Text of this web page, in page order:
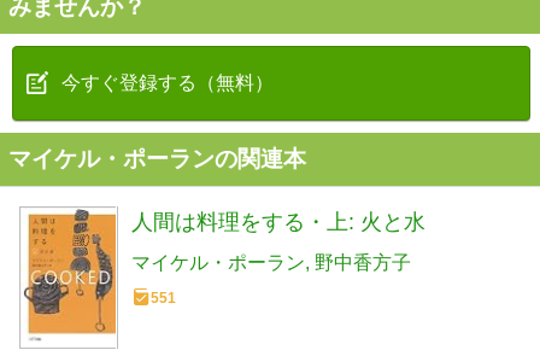
みませんか？
今すぐ登録する（無料）
マイケル・ポーランの関連本
人間は料理をする・上: 火と水
マイケル・ポーラン 野中香方子
551